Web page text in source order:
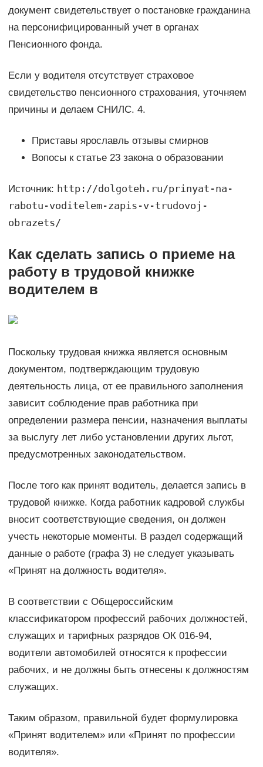
документ свидетельствует о постановке гражданина
на персонифицированный учет в органах
Пенсионного фонда.
Если у водителя отсутствует страховое
свидетельство пенсионного страхования, уточняем
причины и делаем СНИЛС. 4.
Приставы ярославль отзывы смирнов
Вопосы к статье 23 закона о образовании
Источник: http://dolgoteh.ru/prinyat-na-
rabotu-voditelem-zapis-v-trudovoj-
obrazets/
Как сделать запись о приеме на
работу в трудовой книжке
водителем в
Поскольку трудовая книжка является основным
документом, подтверждающим трудовую
деятельность лица, от ее правильного заполнения
зависит соблюдение прав работника при
определении размера пенсии, назначения выплаты
за выслугу лет либо установлении других льгот,
предусмотренных законодательством.
После того как принят водитель, делается запись в
трудовой книжке. Когда работник кадровой службы
вносит соответствующие сведения, он должен
учесть некоторые моменты. В раздел содержащий
данные о работе (графа 3) не следует указывать
«Принят на должность водителя».
В соответствии с Общероссийским
классификатором профессий рабочих должностей,
служащих и тарифных разрядов ОК 016-94,
водители автомобилей относятся к профессии
рабочих, и не должны быть отнесены к должностям
служащих.
Таким образом, правильной будет формулировка
«Принят водителем» или «Принят по профессии
водителя».